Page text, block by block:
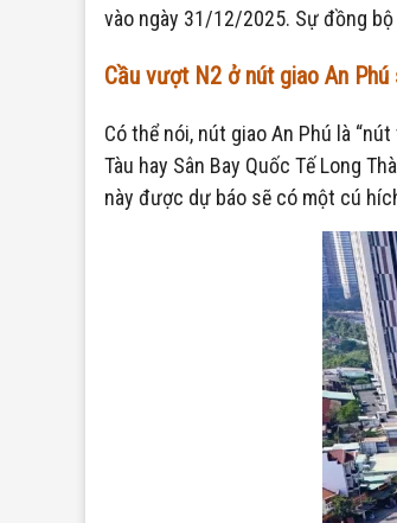
vào ngày 31/12/2025. Sự đồng
Cầu vượt N2 ở nút giao An
Có thể nói, nút giao An Phú là
Tàu hay Sân Bay Quốc Tế Long
này được dự báo sẽ có một cú